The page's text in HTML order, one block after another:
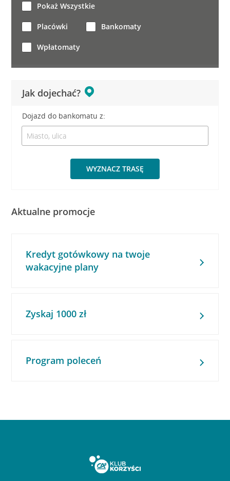
Jak dojechać?
Dojazd do bankomatu z:
WYZNACZ TRASĘ
Pokaż Wszystkie
Placówki Bankomaty
Wpłatomaty
Aktualne promocje
Kredyt gotówkowy na twoje
wakacyjne plany
Zyskaj 1000 zł
Program poleceń